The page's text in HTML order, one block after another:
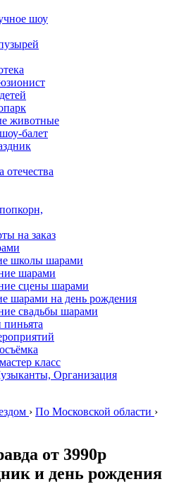
шоу
животные
балет
отечества
на заказ
школы шарами
шарами
сцены шарами
шарами на день рождения
свадьбы шарами
класс
Организация
› По Московской области ›
от 3990р
и день рождения